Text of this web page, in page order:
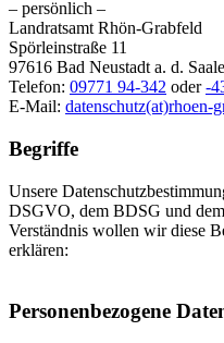
– persönlich –
Landratsamt Rhön-Grabfeld
Spörleinstraße 11
97616 Bad Neustadt a. d. Saale
Telefon: 09771 94-342 oder-
E-Mail: datenschutz(at)rhoen-
Begriffe
Unsere
DSGVO, dem BDSG und
Verständnis wollen wir diese
erklären:
Personenbezogene